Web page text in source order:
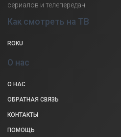
сериалов и телепередач.
Как смотреть на ТВ
ROKU
О нас
О НАС
ОБРАТНАЯ СВЯЗЬ
КОНТАКТЫ
ПОМОЩЬ